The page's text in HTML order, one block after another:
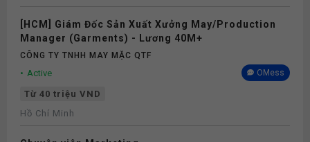
[HCM] Giám Đốc Sản Xuất Xưởng May/Production
Manager (Garments) - Lương 40M+
CÔNG TY TNHH MAY MẶC QTF
Active OMess
Từ 40 triệu VND
Hồ Chí Minh